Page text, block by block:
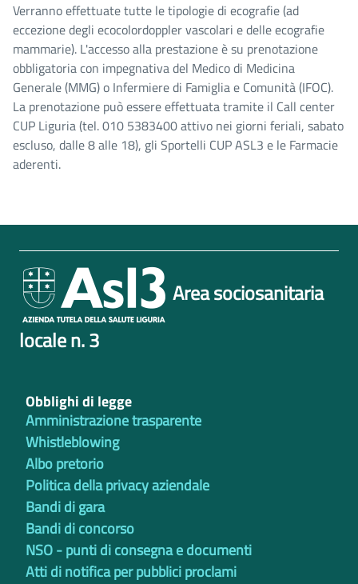
Verranno effettuate tutte le tipologie di ecografie (ad
eccezione degli ecocolordoppler vascolari e delle ecografie
mammarie). L'accesso alla prestazione è su prenotazione
obbligatoria con impegnativa del Medico di Medicina
Generale (MMG) o Infermiere di Famiglia e Comunità (IFOC).
La prenotazione può essere effettuata tramite il Call center
CUP Liguria (tel. 010 5383400 attivo nei giorni feriali, sabato
escluso, dalle 8 alle 18), gli Sportelli CUP ASL3 e le Farmacie
aderenti.
Area sociosanitaria
locale n. 3
Obblighi di legge
Amministrazione trasparente
Whistleblowing
Albo pretorio
Politica della privacy aziendale
Bandi di gara
Bandi di concorso
NSO - punti di consegna e documenti
Atti di notifica per pubblici proclami